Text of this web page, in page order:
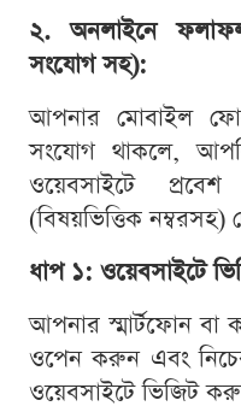
২. অনলাইনে
সংযোগ সহ):
আপনার মোবাইল
সংযোগ থাকলে,
ওয়েবসাইটে
(বিষয়ভিত্তিক নম্বরসহ)
ধাপ ১: ওয়েবসাইটে
আপনার স্মার্টফোন বা
ওপেন করুন এবং
ওয়েবসাইটে ভিজিট